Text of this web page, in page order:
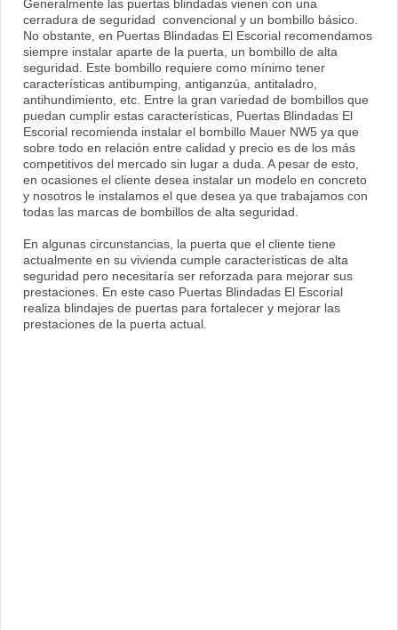
Generalmente las puertas blindadas vienen con una
cerradura de seguridad convencional y un bombillo básico.
No obstante, en Puertas Blindadas El Escorial recomendamos
siempre instalar aparte de la puerta, un bombillo de alta
seguridad. Este bombillo requiere como mínimo tener
características antibumping, antiganzúa, antitaladro,
antihundimiento, etc. Entre la gran variedad de bombillos que
puedan cumplir estas características, Puertas Blindadas El
Escorial recomienda instalar el bombillo Mauer NW5 ya que
sobre todo en relación entre calidad y precio es de los más
competitivos del mercado sin lugar a duda. A pesar de esto,
en ocasiones el cliente desea instalar un modelo en concreto
y nosotros le instalamos el que desea ya que trabajamos con
todas las marcas de bombillos de alta seguridad.
En algunas circunstancias, la puerta que el cliente tiene
actualmente en su vivienda cumple características de alta
seguridad pero necesitaría ser reforzada para mejorar sus
prestaciones. En este caso Puertas Blindadas El Escorial
realiza blindajes de puertas para fortalecer y mejorar las
prestaciones de la puerta actual.